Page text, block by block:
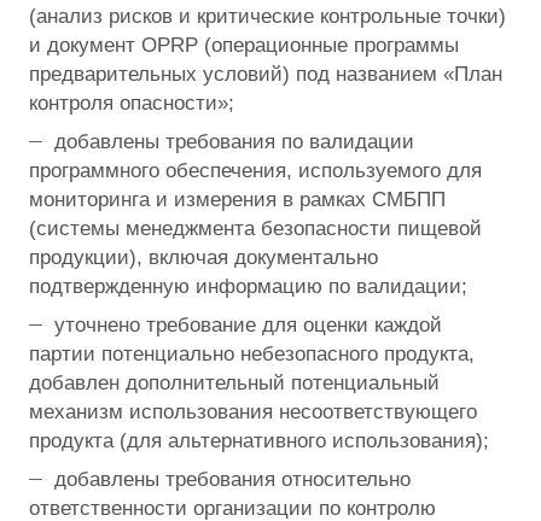
(анализ рисков и критические контрольные точки)
и документ OPRP (операционные программы
предварительных условий) под названием «План
контроля опасности»;
добавлены требования по валидации
программного обеспечения, используемого для
мониторинга и измерения в рамках СМБПП
(системы менеджмента безопасности пищевой
продукции), включая документально
подтвержденную информацию по валидации;
уточнено требование для оценки каждой
партии потенциально небезопасного продукта,
добавлен дополнительный потенциальный
механизм использования несоответствующего
продукта (для альтернативного использования);
добавлены требования относительно
ответственности организации по контролю